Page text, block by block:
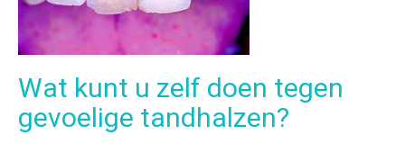
Wat kunt u zelf doen tegen
gevoelige tandhalzen?